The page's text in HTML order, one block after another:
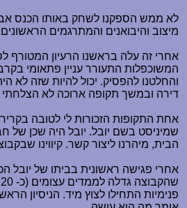
לא ממש הספקנו לשחק באותו הכנס
מיצוב והיבואנים והמתרגמים
אחרי זה עלה בראשנו הרעיון המטורף
המשוכפלות התעורר עניין פתאומי
והחלטנו להפסיק. יכול להיות שזה לא
דירה ובמשך תקופה ארוכה לא
אחת התקופות הזכורות לי לטובה
שמיניסט בשם יובל. יובל היה שכן
הבית, מיהרנו ליצור קשר. קיווינו